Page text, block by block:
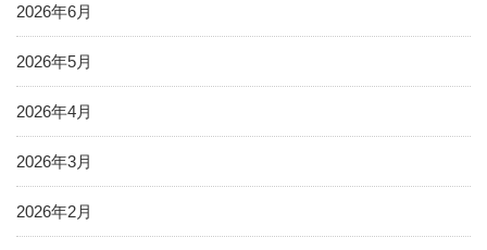
2026年6月
2026年5月
2026年4月
2026年3月
2026年2月